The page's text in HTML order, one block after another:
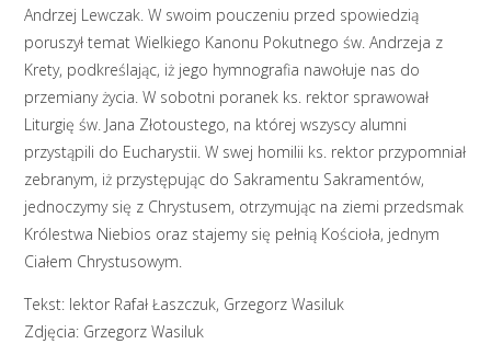
Andrzej Lewczak. W swoim pouczeniu przed spowiedzią
poruszył temat Wielkiego Kanonu Pokutnego św. Andrzeja z
Krety, podkreślając, iż jego hymnografia nawołuje nas do
przemiany życia. W sobotni poranek ks. rektor sprawował
Liturgię św. Jana Złotoustego, na której wszyscy alumni
przystąpili do Eucharystii. W swej homilii ks. rektor przypomniał
zebranym, iż przystępując do Sakramentu Sakramentów,
jednoczymy się z Chrystusem, otrzymując na ziemi przedsmak
Królestwa Niebios oraz stajemy się pełnią Kościoła, jednym
Ciałem Chrystusowym.
Tekst: lektor Rafał Łaszczuk, Grzegorz Wasiluk
Zdjęcia: Grzegorz Wasiluk